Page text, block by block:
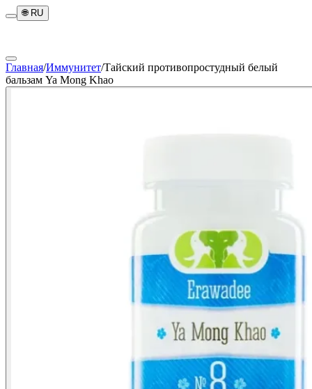
🌐RU
Главная/Иммунитет/Тайский противопростудный белый
бальзам Ya Mong Khao